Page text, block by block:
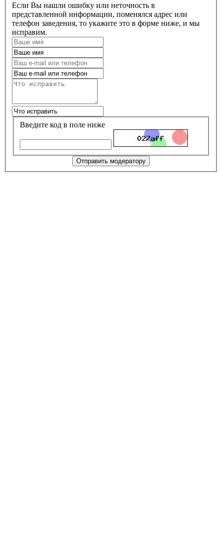
Если Вы нашли ошибку или неточность в
представленной информации, поменялся адрес или
телефон заведения, то укажите это в форме ниже, и мы
исправим.
Введите код в поле ниже
Отправить модератору